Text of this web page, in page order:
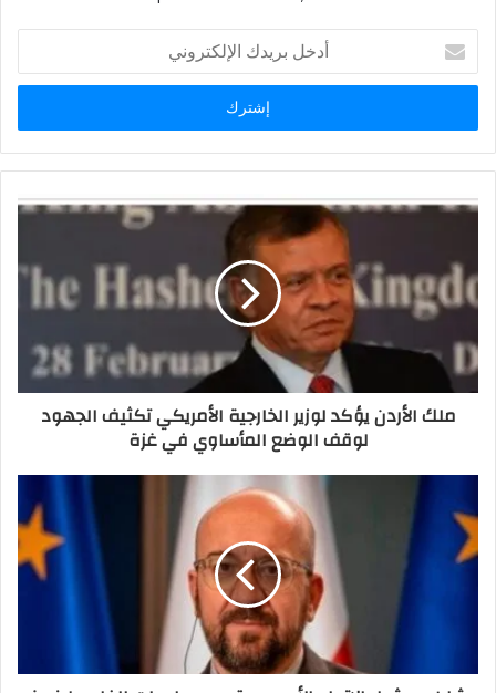
أدخل
بريدك
الإلكتروني
ملك الأردن يؤكد لوزير الخارجية الأمريكي تكثيف الجهود
لوقف الوضع المأساوي في غزة